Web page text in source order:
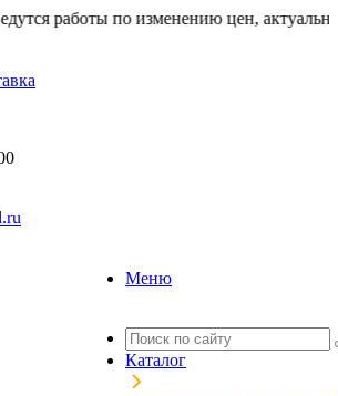
по изменению цен, актуальную
Меню
Каталог